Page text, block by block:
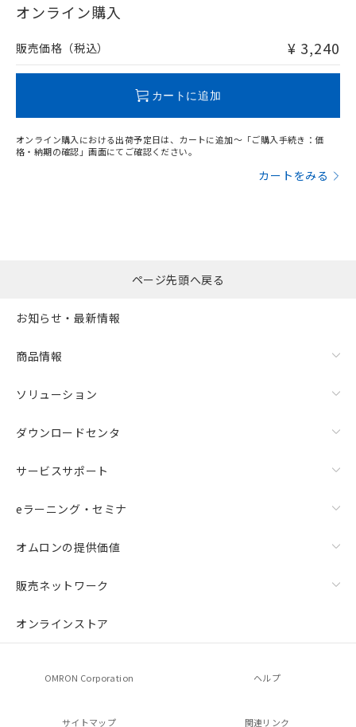
在庫等で未対応品が混在する可能性があります。
問い合わせください。
オンライン購入
販売価格（税込） ¥ 3,240
カートに追加
オンライン購入における出荷予定日は、カートに追加～「ご購入手続き：価
格・納期の確認」画面にてご確認ください。
カートをみる
ページ先頭へ戻る
お知らせ・最新情報
商品情報
ソリューション
ダウンロードセンタ
サービスサポート
eラーニング・セミナ
オムロンの提供価値
販売ネットワーク
オンラインストア
OMRON Corporation ヘルプ
サイトマップ 関連リンク